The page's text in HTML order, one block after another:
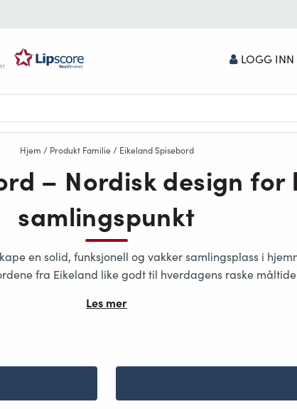
LOGG INN
Hjem / Produkt Familie / Eikeland Spisebord
– Nordisk design for
samlingspunkt
en solid, funksjonell og vakker samlingsplass i
fra Eikeland like godt til hverdagens raske
Les mer